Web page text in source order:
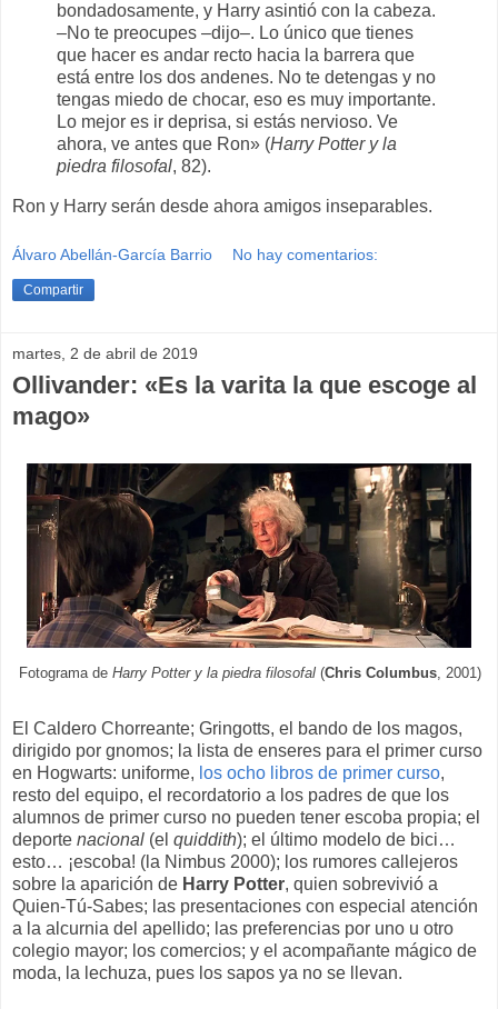
bondadosamente, y Harry asintió con la cabeza.
–No te preocupes –dijo–. Lo único que tienes
que hacer es andar recto hacia la barrera que
está entre los dos andenes. No te detengas y no
tengas miedo de chocar, eso es muy importante.
Lo mejor es ir deprisa, si estás nervioso. Ve
ahora, ve antes que Ron» (Harry Potter y la
piedra filosofal, 82).
Ron y Harry serán desde ahora amigos inseparables.
Álvaro Abellán-García Barrio No hay comentarios:
Compartir
martes, 2 de abril de 2019
Ollivander: «Es la varita la que escoge al
mago»
Fotograma de Harry Potter y la piedra filosofal (Chris Columbus , 2001)
El Caldero Chorreante; Gringotts, el bando de los magos,
dirigido por gnomos; la lista de enseres para el primer curso
en Hogwarts: uniforme, los ocho libros de primer curso,
resto del equipo, el recordatorio a los padres de que los
alumnos de primer curso no pueden tener escoba propia; el
deporte nacional (el quiddith); el último modelo de bici…
esto… ¡escoba! (la Nimbus 2000); los rumores callejeros
sobre la aparición de Harry Potter, quien sobrevivió a
Quien-Tú-Sabes; las presentaciones con especial atención
a la alcurnia del apellido; las preferencias por uno u otro
colegio mayor; los comercios; y el acompañante mágico de
moda, la lechuza, pues los sapos ya no se llevan.